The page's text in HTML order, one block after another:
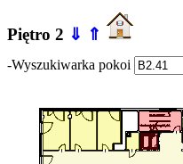
Piętro 2 ⇓ ⇑
-Wyszukiwarka pokoi